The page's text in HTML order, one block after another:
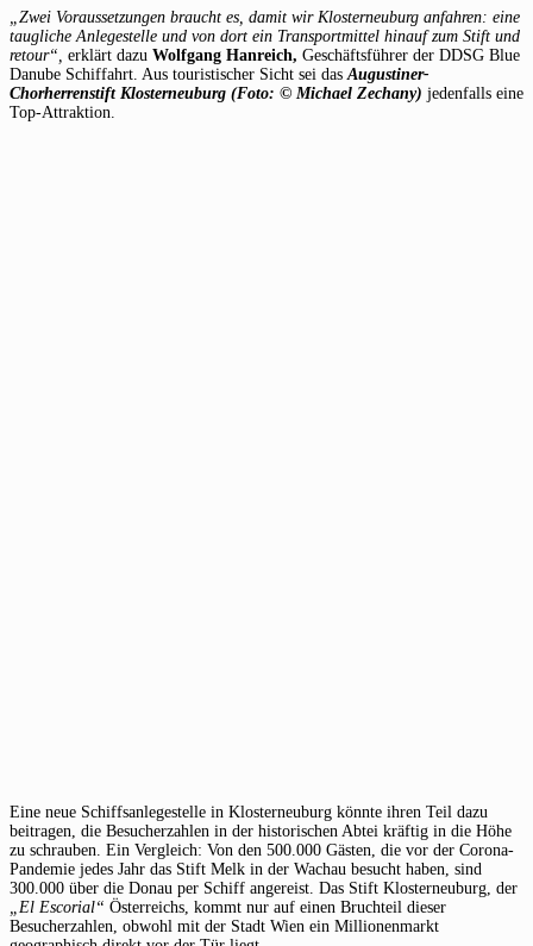
„Zwei Voraussetzungen braucht es, damit wir Klosterneuburg anfahren: eine
taugliche Anlegestelle und von dort ein Transportmittel hinauf zum Stift und
retour“, erklärt dazu Wolfgang Hanreich, Geschäftsführer der DDSG Blue
Danube Schiffahrt. Aus touristischer Sicht sei das Augustiner-
Chorherrenstift Klosterneuburg (Foto: © Michael Zechany) jedenfalls eine
Top-Attraktion.
Eine neue Schiffsanlegestelle in Klosterneuburg könnte ihren Teil dazu
beitragen, die Besucherzahlen in der historischen Abtei kräftig in die Höhe
zu schrauben. Ein Vergleich: Von den 500.000 Gästen, die vor der Corona-
Pandemie jedes Jahr das Stift Melk in der Wachau besucht haben, sind
300.000 über die Donau per Schiff angereist. Das Stift Klosterneuburg, der
„El Escorial“ Österreichs, kommt nur auf einen Bruchteil dieser
Besucherzahlen, obwohl mit der Stadt Wien ein Millionenmarkt